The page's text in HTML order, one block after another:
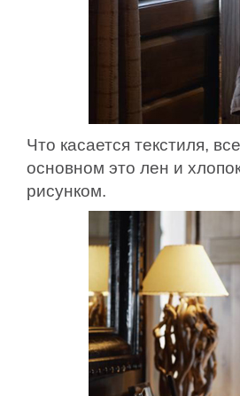
Что касается текстиля,
основном это лен и
рисунком.